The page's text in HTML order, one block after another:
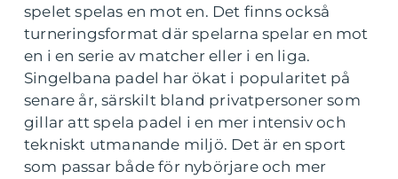
spelet spelas en mot en. Det finns också
turneringsformat där spelarna spelar en mot
en i en serie av matcher eller i en liga.
Singelbana padel har ökat i popularitet på
senare år, särskilt bland privatpersoner som
gillar att spela padel i en mer intensiv och
tekniskt utmanande miljö. Det är en sport
som passar både för nybörjare och mer